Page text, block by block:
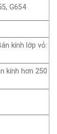
G654
kính lớp vỏ:
kính hơn 250